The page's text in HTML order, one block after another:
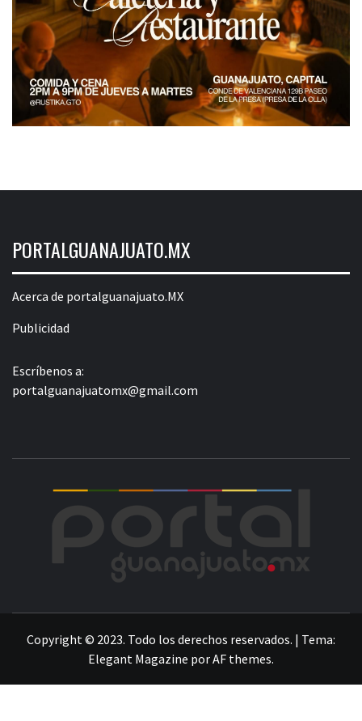
PORTALGUANAJUATO.MX
Acerca de portalguanajuato.MX
Publicidad
Escríbenos a:
portalguanajuatomx@gmail.com
Copyright © 2023. Todo los derechos reservados. | Tema:
Elegant Magazine porAF themes.